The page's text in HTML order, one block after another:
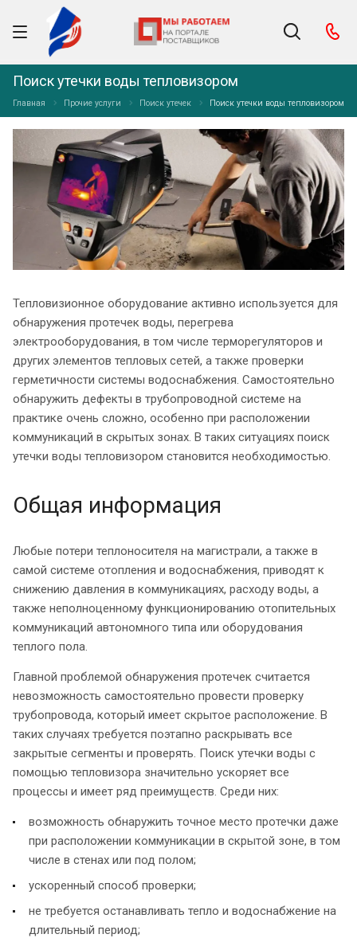
Поиск утечки воды тепловизором
Главная Прочие услуги Поиск утечек Поиск утечки воды тепловизором
Тепловизионное оборудование активно используется для
обнаружения протечек воды, перегрева
электрооборудования, в том числе терморегуляторов и
других элементов тепловых сетей, а также проверки
герметичности системы водоснабжения. Самостоятельно
обнаружить дефекты в трубопроводной системе на
практике очень сложно, особенно при расположении
коммуникаций в скрытых зонах. В таких ситуациях поиск
утечки воды тепловизором становится необходимостью.
Общая информация
Любые потери теплоносителя на магистрали, а также в
самой системе отопления и водоснабжения, приводят к
снижению давления в коммуникациях, расходу воды, а
также неполноценному функционированию отопительных
коммуникаций автономного типа или оборудования
теплого пола.
Главной проблемой обнаружения протечек считается
невозможность самостоятельно провести проверку
трубопровода, который имеет скрытое расположение. В
таких случаях требуется поэтапно раскрывать все
закрытые сегменты и проверять. Поиск утечки воды с
помощью тепловизора значительно ускоряет все
процессы и имеет ряд преимуществ. Среди них:
возможность обнаружить точное место протечки даже
при расположении коммуникации в скрытой зоне, в том
числе в стенах или под полом;
ускоренный способ проверки;
не требуется останавливать тепло и водоснабжение на
длительный период;